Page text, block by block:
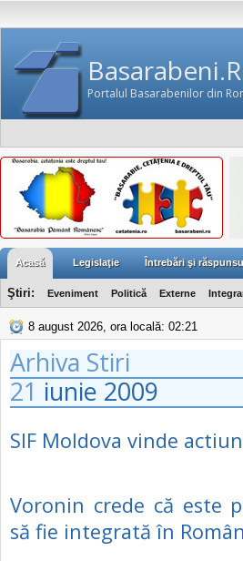
Portalul Basarabenilor din
Acasă Legislaţie Întrebări şi
Ştiri: Eveniment Politică Externe
8 august 2026, ora locală: 02:21
Arhiva Stiri
21 iunie 2009
SIF Moldova vinde
Voronin crede că este
să fie integrată în